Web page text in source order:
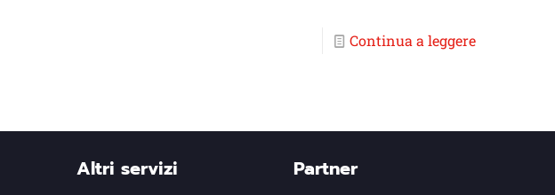
Continua a leggere
Altri servizi Partner